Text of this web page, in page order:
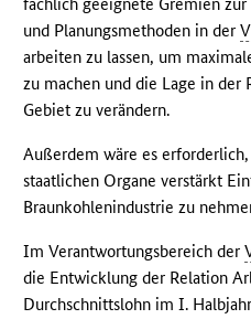
und Planungsmethoden in der
arbeiten zu lassen, um
zu machen und die Lage in der
Gebiet zu verändern.
Außerdem wäre es
staatlichen Organe verstärkt
Braunkohlenindustrie zu
Im Verantwortungsbereich der
die Entwicklung der Relation
Durchschnittslohn im I.